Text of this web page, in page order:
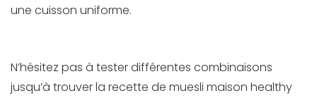
une cuisson uniforme.
N’hésitez pas à tester différentes combinaisons
jusqu’à trouver la recette de muesli maison healthy